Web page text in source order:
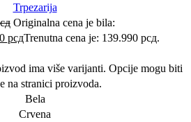
Trpezarija
Originalna cena je bila:
рсдTrenutna cena je: 139.990 рсд.
ima više varijanti. Opcije mogu biti
na stranici proizvoda.
Bela
Crvena